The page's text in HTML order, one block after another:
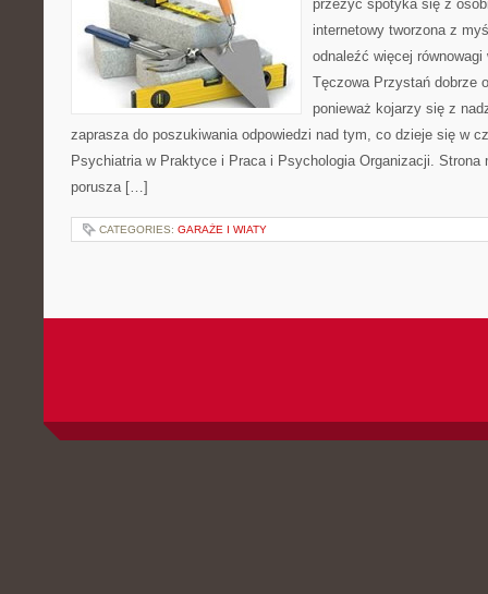
przeżyć spotyka się z
internetowy tworzona z
odnaleźć więcej
Tęczowa Przystań dobrze
ponieważ kojarzy się z
zaprasza do poszukiwania odpowiedzi nad tym, co dzieje się w
Psychiatria w Praktyce i Praca i Psychologia Organizacji. Strona
porusza […]
CATEGORIES: GARAŻE I WIATY